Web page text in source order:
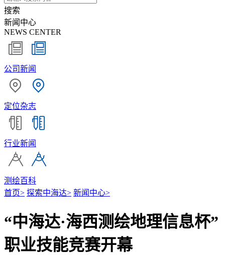
搜索
新闻中心
NEWS CENTER
公司新闻
定位杂志
行业新闻
测绘百科
首页> 探索中海达> 新闻中心>
“中海达·海西测绘地理信息杯”
职业技能竞赛开幕